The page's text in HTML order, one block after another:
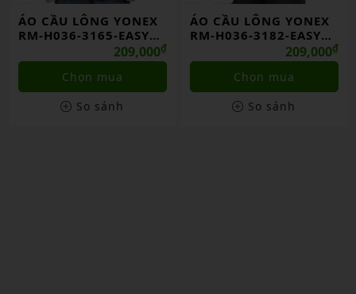
ÁO CẦU LÔNG YONEX
RM-H036-3165-EASY6-
209,000₫
Chọn mua
So sánh
ÁO CẦU LÔNG YONEX
RM-H036-3182-EASY6-
209,000₫
Chọn mua
So sánh